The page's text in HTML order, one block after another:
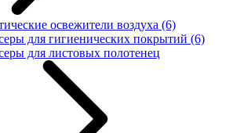
освежители воздуха (6)
для гигиенических покрытий (6)
для листовых полотенец